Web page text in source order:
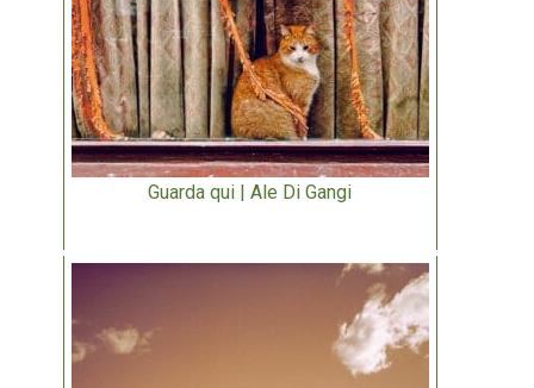
Guarda qui | Ale Di Gangi